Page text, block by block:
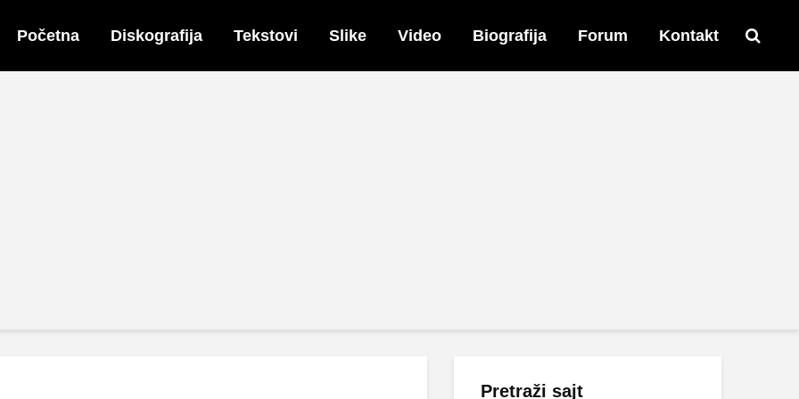
Početna Diskografija Tekstovi Slike Video Biografija Forum Kontakt
Pretraži sajt